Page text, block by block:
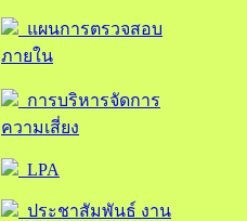
แผนการตรวจสอบ
ภายใน
การบริหารจัดการ
ความเสี่ยง
LPA
ประชาสัมพันธ์ งาน